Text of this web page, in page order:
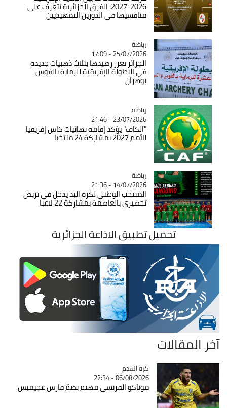
2026-2027: الفرق الجزائرية تتعرف على
منافسيها في الدورين التمهيديين
Catégorie
رياضة
25/07/2026 - 17:09
الجزائر تعزز رصيدها بثلاث ذهبيات جديدة
في البطولة الإفريقية للرماية بالقوس
بوهران
Catégorie
رياضة
23/07/2026 - 21:46
"الكاف" يؤكد إقامة نهائيات كاس إفريقيا
للأمم 2027 بمشاركة 24 منتخبا
Catégorie
رياضة
14/07/2026 - 21:36
المنتخب الوطني لكرة اليد يدخل في تربص
تحضيري بالعاصمة بمشاركة 22 لاعبا
تحميل تطبيق الاذاعة الجزائرية
آخر المقالات
Catégorie
كرة القدم
06/08/2026 - 22:34
موناكو الفرنسي مهتم بضمّ فارس غجيميس